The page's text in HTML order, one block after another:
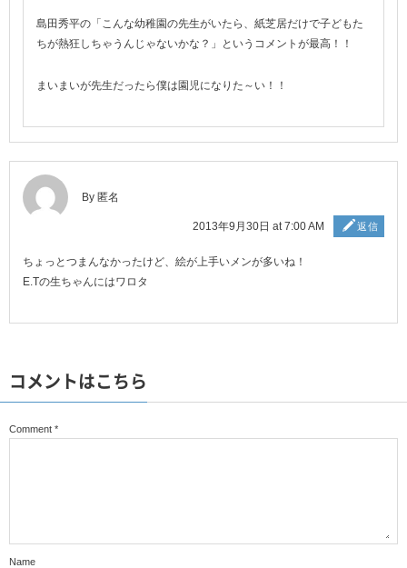
島田秀平の「こんな幼稚園の先生がいたら、紙芝居だけで子どもた
ちが熱狂しちゃうんじゃないかな？」というコメントが最高！！
まいまいが先生だったら僕は園児になりた～い！！
By 匿名
2013年9月30日 at 7:00 AM 返信
ちょっとつまんなかったけど、絵が上手いメンが多いね！
E.Tの生ちゃんにはワロタ
コメントはこちら
Comment *
Name